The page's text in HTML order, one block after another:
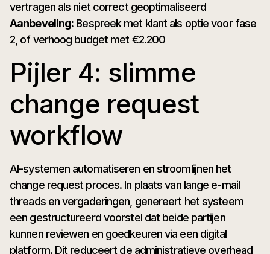
vertragen als niet correct geoptimaliseerd
Aanbeveling: Bespreek met klant als optie voor fase
2, of verhoog budget met €2.200
Pijler 4: slimme
change request
workflow
AI-systemen automatiseren en stroomlijnen het
change request proces. In plaats van lange e-mail
threads en vergaderingen, genereert het systeem
een gestructureerd voorstel dat beide partijen
kunnen reviewen en goedkeuren via een digital
platform. Dit reduceert de administratieve overhead